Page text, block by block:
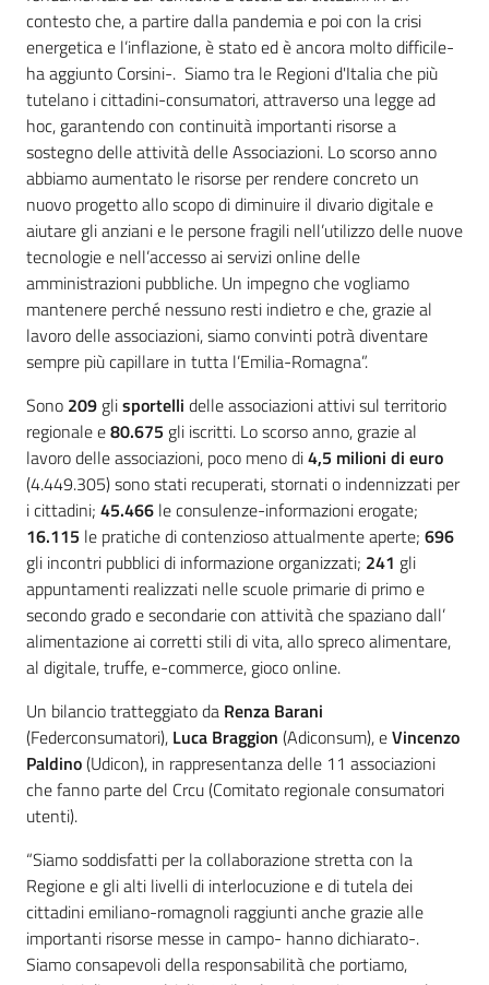
contesto che, a partire dalla pandemia e poi con la crisi
energetica e l’inflazione, è stato ed è ancora molto difficile-
ha aggiunto Corsini-. Siamo tra le Regioni d'Italia che più
tutelano i cittadini-consumatori, attraverso una legge ad
hoc, garantendo con continuità importanti risorse a
sostegno delle attività delle Associazioni. Lo scorso anno
abbiamo aumentato le risorse per rendere concreto un
nuovo progetto allo scopo di diminuire il divario digitale e
aiutare gli anziani e le persone fragili nell’utilizzo delle nuove
tecnologie e nell’accesso ai servizi online delle
amministrazioni pubbliche. Un impegno che vogliamo
mantenere perché nessuno resti indietro e che, grazie al
lavoro delle associazioni, siamo convinti potrà diventare
sempre più capillare in tutta l’Emilia-Romagna”.
Sono 209 glisportelli delle associazioni attivi sul territorio
regionale e80.675 gli iscritti. Lo scorso anno, grazie al
lavoro delle associazioni, poco meno di4,5 milioni di euro
(4.449.305) sono stati recuperati, stornati o indennizzati per
i cittadini; 45.466 le consulenze-informazioni erogate;
16.115 le pratiche di contenzioso attualmente aperte; 696
gli incontri pubblici di informazione organizzati; 241 gli
appuntamenti realizzati nelle scuole primarie di primo e
secondo grado e secondarie con attività che spaziano dall’
alimentazione ai corretti stili di vita, allo spreco alimentare,
al digitale, truffe, e-commerce, gioco online.
Un bilancio tratteggiato da Renza Barani
(Federconsumatori), Luca Braggion (Adiconsum), eVincenzo
Paldino(Udicon), in rappresentanza delle 11 associazioni
che fanno parte del Crcu (Comitato regionale consumatori
utenti).
“Siamo soddisfatti per la collaborazione stretta con la
Regione e gli alti livelli di interlocuzione e di tutela dei
cittadini emiliano-romagnoli raggiunti anche grazie alle
importanti risorse messe in campo- hanno dichiarato-.
Siamo consapevoli della responsabilità che portiamo,